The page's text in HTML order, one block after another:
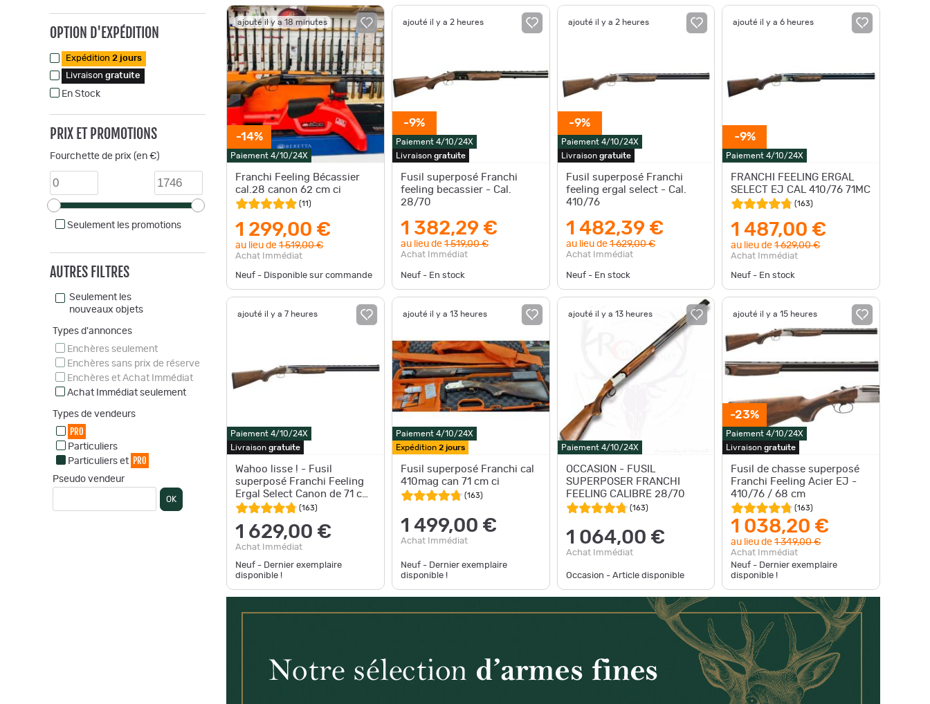
OPTION D'EXPÉDITION
Expédition 2 jours
Livraison gratuite
En Stock
PRIX ET PROMOTIONS
Fourchette de prix (en €)
Seulement les promotions
AUTRES FILTRES
Seulement les
nouveaux objets
Types d'annonces
Enchères seulement
Enchères sans prix de réserve
Enchères et Achat Immédiat
Achat Immédiat seulement
Types de vendeurs
PRO
Particuliers
Particuliers et PRO
Pseudo vendeur
OK
ajouté il y a 18 minutes
-14%
Paiement 4/10/24X
Franchi Feeling Bécassier
cal.28 canon 62 cm ci
(11 )
1 299,00 €
au lieu de 1 519,00 €
Achat Immédiat
Neuf - Disponible sur commande
ajouté il y a 2 heures
-9%
Paiement 4/10/24X
Livraison gratuite
Fusil superposé Franchi
feeling becassier - Cal.
28/70
1 382,29 €
au lieu de1 519,00 €
Achat Immédiat
Neuf - En stock
ajouté il y a 2 heures
-9%
Paiement 4/10/24X
Livraison gratuite
Fusil superposé Franchi
feeling ergal select - Cal.
410/76
1 482,39 €
au lieu de1 629,00 €
Achat Immédiat
Neuf - En stock
ajouté il y a 6 heures
-9%
Paiement 4/10/24X
FRANCHI FEELING ERGAL
SELECT EJ CAL 410/76 71MC
(163)
1 487,00 €
au lieu de1 629,00 €
Achat Immédiat
Neuf - En stock
ajouté il y a 7 heures
Paiement 4/10/24X
Livraison gratuite
Wahoo lisse ! - Fusil
superposé Franchi Feeling
Ergal Select Canon de 71 cm
- Cal. 410
(163)
1 629,00 €
Achat Immédiat
Neuf - Dernier exemplaire
disponible !
ajouté il y a 13 heures
Paiement 4/10/24X
Expédition 2 jours
Fusil superposé Franchi cal
410mag can 71 cm ci
(163)
1 499,00 €
Achat Immédiat
Neuf - Dernier exemplaire
disponible !
ajouté il y a 13 heures
Paiement 4/10/24X
OCCASION - FUSIL
SUPERPOSER FRANCHI
FEELING CALIBRE 28/70
(163)
1 064,00 €
Achat Immédiat
Occasion - Article disponible
ajouté il y a 15 heures
-23%
Paiement 4/10/24X
Livraisongratuite
Fusil de chasse superposé
Franchi Feeling Acier EJ -
410/76 / 68 cm
(163)
1 038,20 €
au lieu de1 349,00 €
Achat Immédiat
Neuf - Dernier exemplaire
disponible !